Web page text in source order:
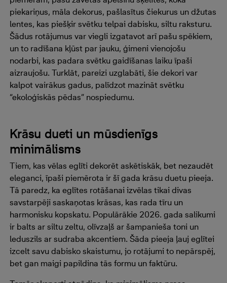
piekariņus, māla dekorus, pašlasītus čiekurus un džutas
lentes, kas piešķir svētku telpai dabisku, siltu raksturu.
Šādus rotājumus var viegli izgatavot arī pašu spēkiem,
un to radīšana kļūst par jauku, ģimeni vienojošu
nodarbi, kas padara svētku gaidīšanas laiku īpaši
aizraujošu. Turklāt, pareizi uzglabāti, šie dekori var
kalpot vairākus gadus, palīdzot mazināt svētku
“ekoloģiskās pēdas” nospiedumu.
Krāsu dueti un mūsdienīgs
minimālisms
Tiem, kas vēlas eglīti dekorēt askētiskāk, bet nezaudēt
eleganci, īpaši piemērota ir šī gada krāsu duetu pieeja.
Tā paredz, ka eglītes rotāšanai izvēlas tikai divas
savstarpēji saskaņotas krāsas, kas rada tīru un
harmonisku kopskatu. Populārākie 2026. gada salikumi
ir balts ar siltu zeltu, olīvzaļš ar šampanieša toni un
leduszils ar sudraba akcentiem. Šāda pieeja ļauj eglītei
izcelt savu dabisko skaistumu, jo rotājumi to nepārspēj,
bet gan maigi papildina tās formu un faktūru.